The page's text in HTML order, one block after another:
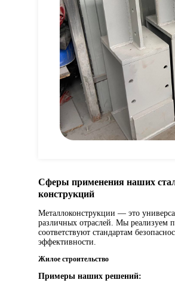
Сферы применения наших
конструкций
Металлоконструкции — это
различных отраслей. Мы реализуем
соответствуют стандартам
эффективности.
Жилое строительство
Примеры наших решений: